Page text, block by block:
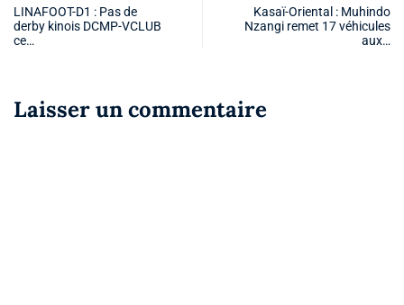
LINAFOOT-D1 : Pas de
derby kinois DCMP-VCLUB
ce…
Kasaï-Oriental : Muhindo
Nzangi remet 17 véhicules
aux…
Laisser un commentaire